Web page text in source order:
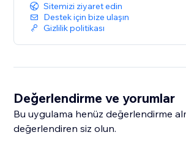
Sitemizi ziyaret edin
Destek için bize ulaşın
Gizlilik politikası
Değerlendirme ve yorumlar
Bu uygulama henüz değerlendirme
değerlendiren siz olun.